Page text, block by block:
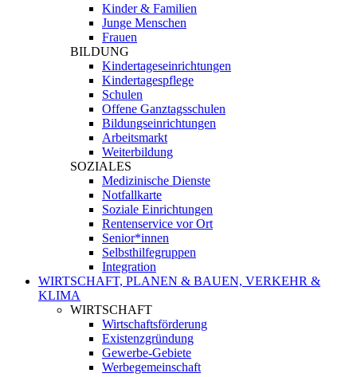
Kinder & Familien
Junge Menschen
Frauen
BILDUNG
Kindertageseinrichtungen
Kindertagespflege
Schulen
Offene Ganztagsschulen
Bildungseinrichtungen
Arbeitsmarkt
Weiterbildung
SOZIALES
Medizinische Dienste
Notfallkarte
Soziale Einrichtungen
Rentenservice vor Ort
Senior*innen
Selbsthilfegruppen
Integration
WIRTSCHAFT, PLANEN & BAUEN, VERKEHR &
KLIMA
WIRTSCHAFT
Wirtschaftsförderung
Existenzgründung
Gewerbe-Gebiete
Werbegemeinschaft